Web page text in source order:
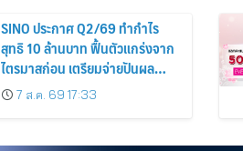
SINO ประกาศ Q2/69 ทำกำไร
สุทธิ 10 ล้านบาท ฟื้นตัวแกร่งจาก
ไตรมาสก่อน เตรียมจ่ายปันผล
ระหว่างกาล 0.014423 บาทต่อหุ้น
ครึ่งปีหลังมุ่งเติบโตต่อเนื่อง
7 ส.ค. 69 17:33